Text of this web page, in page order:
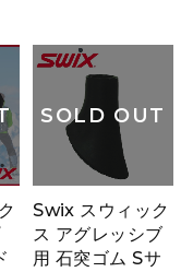
SOLD OUT
Swix スウィック
ス アグレッシブ
用 石突ゴム Sサ